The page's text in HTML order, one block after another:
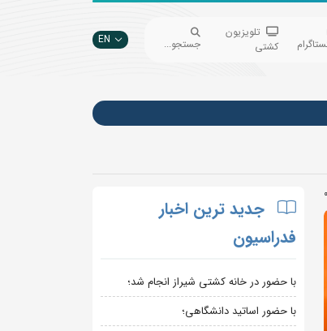
تلویزیون
کشتی
جستجو... EN
جدید ترین اخبار
فدراسیون
با حضور در خانه کشتی شیراز انجام شد؛
با حضور اساتید دانشگاهی؛